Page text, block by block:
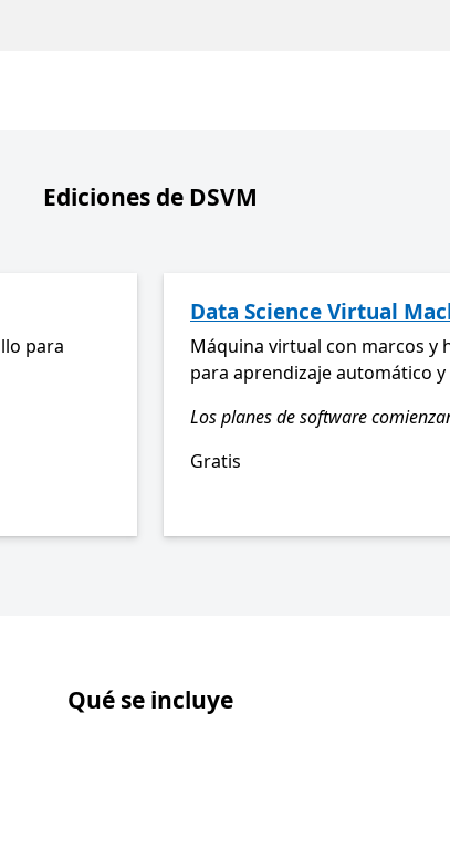
Ediciones de DSVM
para
Data Science Virtual
Máquina virtual con marcos y
para aprendizaje automático y
Los planes de software
Gratis
Qué se incluye